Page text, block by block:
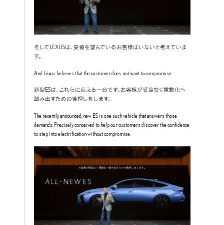
そしてLEXUSは、妥協を望んでいるお客様はいないと考えていま
す。
And Lexus believes that the customer does not want to compromise.
新型ESは、これらに応える一台です。お客様が妥協なく電動化へ
踏み出すための後押しをします。
The recently announced, new ES is one such vehicle that answers those
demands. Precisely conceived to help our customers discover the confidence
to step into electrification without compromise.